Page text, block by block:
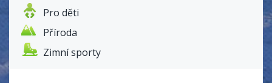
Pro děti
Příroda
Zimní sporty